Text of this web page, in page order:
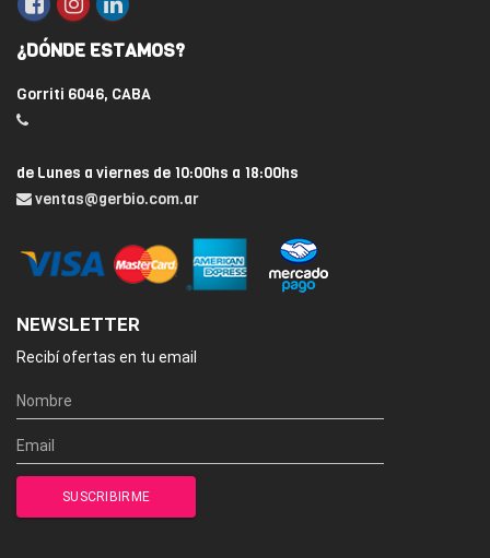
¿DÓNDE ESTAMOS?
Gorriti 6046, CABA
de Lunes a viernes de 10:00hs a 18:00hs
ventas@gerbio.com.ar
NEWSLETTER
Recibí ofertas en tu email